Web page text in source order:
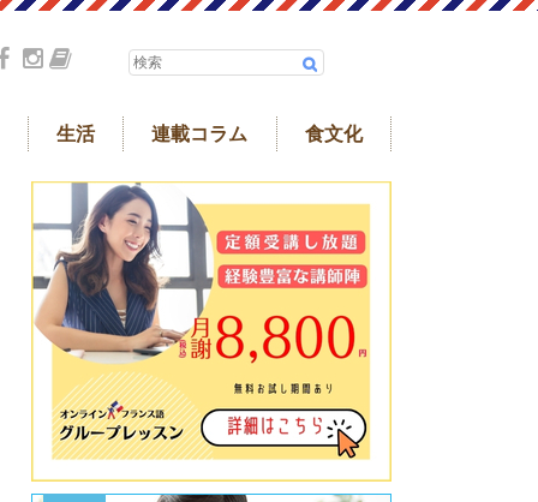
生活 連載コラム 食文化